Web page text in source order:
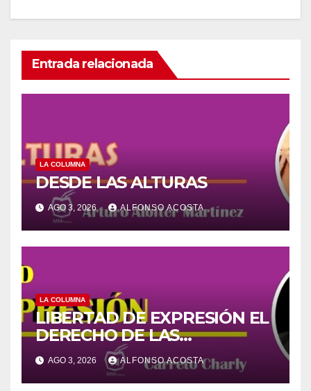
Entrada relacionada
LA COLUMNA
DESDE LAS ALTURAS
AGO 3, 2026 ALFONSO ACOSTA
LA COLUMNA
LIBERTAD DE EXPRESIÓN EL
DERECHO DE LAS
AUDIENCIAS
AGO 3, 2026 ALFONSO ACOSTA